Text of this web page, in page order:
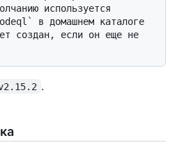
используется
в домашнем каталоге
создан, если он еще не
.